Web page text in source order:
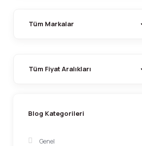
Tüm Markalar
Tüm Fiyat Aralıkları
Blog Kategorileri
Genel